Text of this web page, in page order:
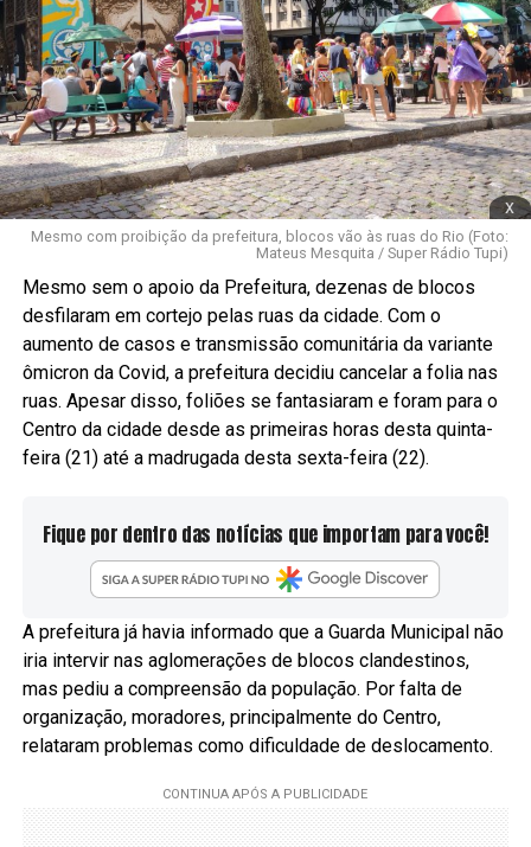
x
Mesmo com proibição da prefeitura, blocos vão às ruas do Rio (Foto:
Mateus Mesquita / Super Rádio Tupi)
Mesmo sem o apoio da Prefeitura, dezenas de blocos
desfilaram em cortejo pelas ruas da cidade. Com o
aumento de casos e transmissão comunitária da variante
ômicron da Covid, a prefeitura decidiu cancelar a folia nas
ruas. Apesar disso, foliões se fantasiaram e foram para o
Centro da cidade desde as primeiras horas desta quinta-
feira (21) até a madrugada desta sexta-feira (22).
Fique por dentro das notícias que importam para você!
A prefeitura já havia informado que a Guarda Municipal não
iria intervir nas aglomerações de blocos clandestinos,
mas pediu a compreensão da população. Por falta de
organização, moradores, principalmente do Centro,
relataram problemas como dificuldade de deslocamento.